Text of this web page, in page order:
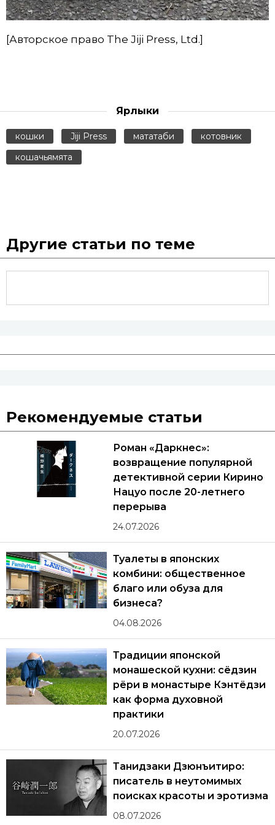
[Авторское право The Jiji Press, Ltd.]
Ярлыки
кошки Jiji Press мататаби
котовник
кошачьямята
Другие статьи по теме
Рекомендуемые статьи
Роман «Даркнес»:
возвращение популярной
детективной серии Кирино
Нацуо после 20-летнего
перерыва
24.07.2026
Туалеты в японских
комбини: общественное
благо или обуза для
бизнеса?
04.08.2026
Традиции японской
монашеской кухни: сёдзин
рёри в монастыре Кэнтёдзи
как форма духовной
практики
20.07.2026
Танидзаки Дзюнъитиро:
писатель в неутомимых
поисках красоты и эротизма
08.07.2026